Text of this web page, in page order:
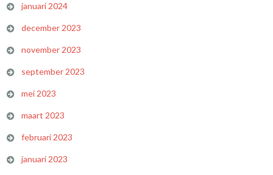
januari 2024
december 2023
november 2023
september 2023
mei 2023
maart 2023
februari 2023
januari 2023